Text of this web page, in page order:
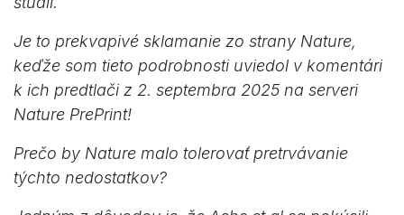
Je to prekvapivé sklamanie zo strany Nature,
keďže som tieto podrobnosti uviedol v komentári
k ich predtlači z 2. septembra 2025 na serveri
Nature PrePrint!
Prečo by Nature malo tolerovať pretrvávanie
týchto nedostatkov?